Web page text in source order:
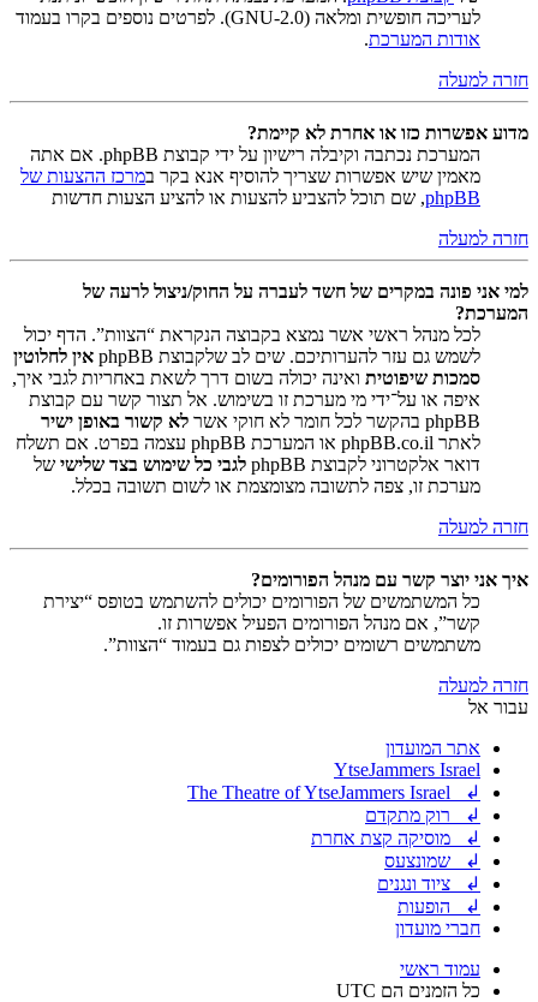
לעריכה חופשית ומלאה (GNU-2.0). לפרטים נוספים בקרו בעמוד
אודות המערכת.
חזרה למעלה
מדוע אפשרות כזו או אחרת לא קיימת?
המערכת נכתבה וקיבלה רישיון על ידי קבוצת phpBB. אם אתה
מאמין שיש אפשרות שצריך להוסיף אנא בקר במרכז ההצעות של
phpBB, שם תוכל להצביע להצעות או להציע הצעות חדשות
חזרה למעלה
למי אני פונה במקרים של חשד לעברה על החוק/ניצול לרעה של
המערכת?
לכל מנהל ראשי אשר נמצא בקבוצה הנקראת “הצוות”. הדף יכול
לשמש גם עזר להערותיכם. שים לב שלקבוצת phpBB
אין לחלוטין
סמכות שיפוטית ואינה יכולה בשום דרך לשאת באחריות לגבי איך,
איפה או על־ידי מי מערכת זו בשימוש. אל תצור קשר עם קבוצת
phpBB בהקשר לכל חומר לא חוקי אשר
לא קשור באופן ישיר
לאתר phpBB.co.il או המערכת phpBB עצמה בפרט. אם תשלח
דואר אלקטרוני לקבוצת phpBB
לגבי כל שימוש בצד שלישי של
מערכת זו, צפה לתשובה מצומצמת או לשום תשובה בכלל.
חזרה למעלה
איך אני יוצר קשר עם מנהל הפורומים?
כל המשתמשים של הפורומים יכולים להשתמש בטופס “יצירת
קשר”, אם מנהל הפורומים הפעיל אפשרות זו.
משתמשים רשומים יכולים לצפות גם בעמוד “הצוות”.
חזרה למעלה
עבור אל
אתר המועדון
YtseJammers Israel
↲ The Theatre of YtseJammers Israel
↲ רוק מתקדם
↲ מוסיקה קצת אחרת
↲ שמונצעס
↲ ציוד ונגנים
↲ הופעות
חברי מועדון
עמוד ראשי
כל הזמנים הם UTC